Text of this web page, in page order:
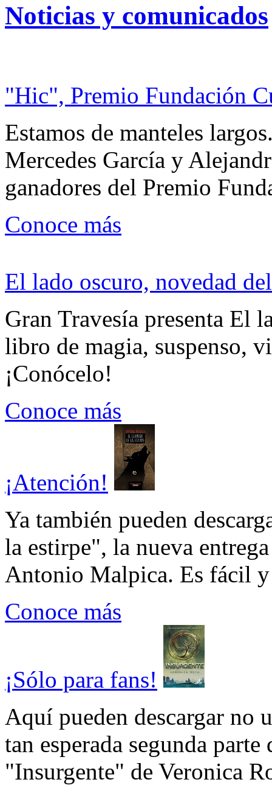
Noticias y comunicados
"Hic", Premio Fundación
Estamos de manteles
Mercedes García y
ganadores del Premio
Conoce más
El lado oscuro, novedad
Gran Travesía presenta El
libro de magia, suspenso,
¡Conócelo!
Conoce más
¡Atención!
Ya también pueden
la estirpe", la nueva
Antonio Malpica. Es fácil
Conoce más
¡Sólo para fans!
Aquí pueden descargar no
tan esperada segunda
"Insurgente" de Veronica